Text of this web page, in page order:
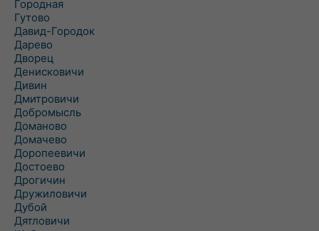
Городная
Гутово
Давид-Городок
Дарево
Дворец
Денисковичи
Дивин
Дмитровичи
Добромысль
Доманово
Домачево
Доропеевичи
Достоево
Дрогичин
Дружиловичи
Дубой
Дятловичи